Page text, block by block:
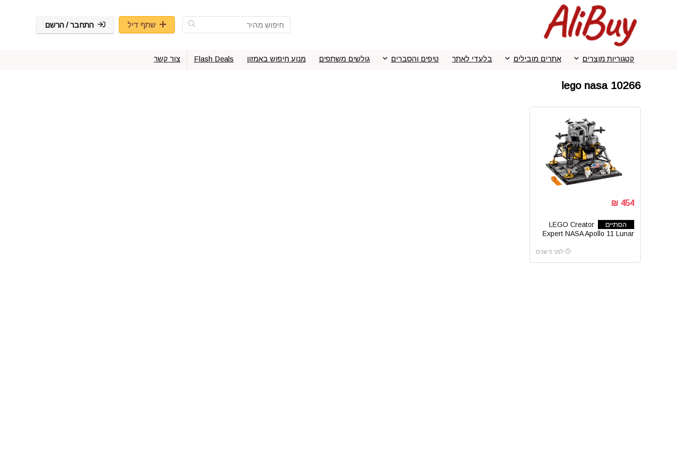
שתף דיל התחבר / הרשם
קטגוריות מוצרים אתרים מובילים בלעדי לאתר טיפים והסברים גולשים משתפים מנוע חיפוש באמזון Flash Deals צור קשר
lego nasa 10266
454 ₪
הסתיים
LEGO Creator
Expert NASA Apollo 11 Lunar
לפני 5 שנים